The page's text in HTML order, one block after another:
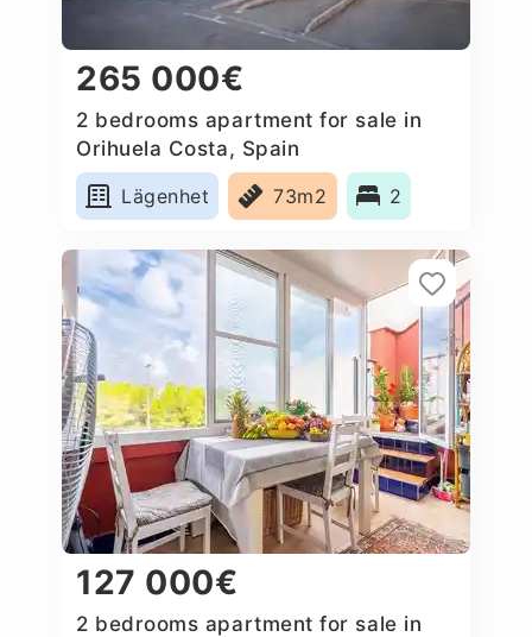
265 000€
2 bedrooms apartment for sale in
Orihuela Costa, Spain
Lägenhet
73m2 2
127 000€
2 bedrooms apartment for sale in